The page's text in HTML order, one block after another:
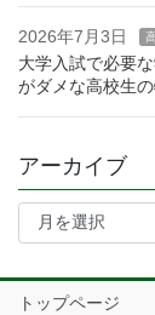
2026年7月3日
大学入試で必要
がダメな高校生
アーカイブ
ア
イ
ブ
トップページ